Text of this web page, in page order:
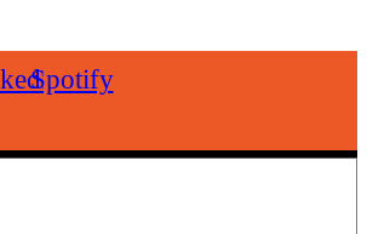
Spotify